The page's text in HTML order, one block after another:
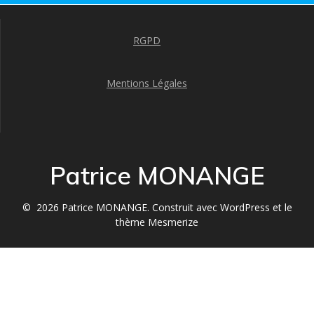
RGPD
Mentions Légales
Patrice MONANGE
© 2026 Patrice MONANGE. Construit avec WordPress et le
thème Mesmerize